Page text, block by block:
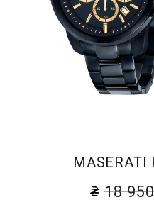
MASERATI
18 950